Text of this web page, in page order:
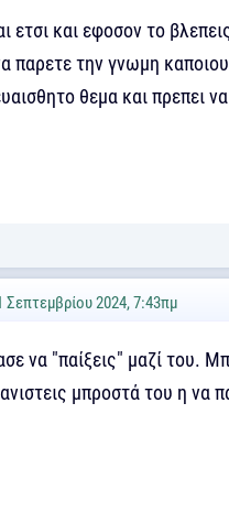
ετσι και εφοσον το
παρετε την γνωμη
θεμα και πρεπει
Σεπτεμβρίου 2024, 7:43πμ
να "παίξεις" μαζί του.
μπροστά του η να